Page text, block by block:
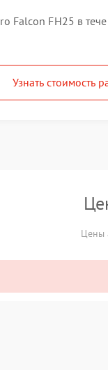
Falcon FH25 в
Узнать стоимость
Цены